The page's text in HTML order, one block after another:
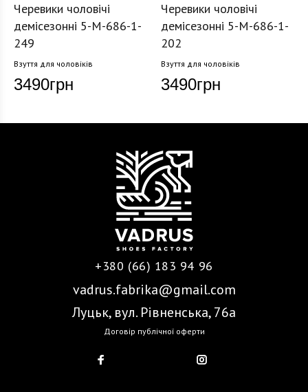
Черевики чоловічі
демісезонні 5-M-686-1-
249
Взуття для чоловіків
3490грн
Черевики чоловічі
демісезонні 5-M-686-1-
202
Взуття для чоловіків
3490грн
+380 (66) 183 94 96
vadrus.fabrika@gmail.com
Луцьк, вул. Рівненська, 76а
Договір публічної оферти